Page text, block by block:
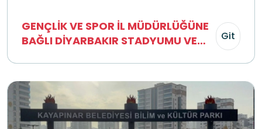
GENÇLİK VE SPOR İL MÜDÜRLÜĞÜNE
BAĞLI DİYARBAKIR STADYUMU VE
Git